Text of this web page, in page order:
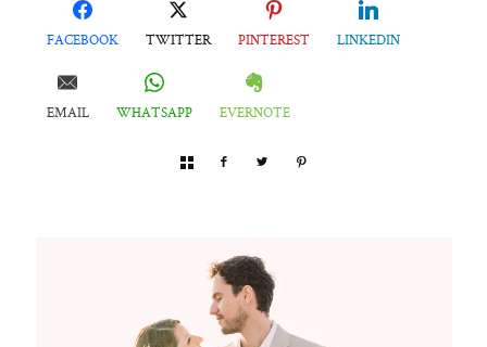
FACEBOOK TWITTER PINTEREST LINKEDIN
EMAIL WHATSAPP EVERNOTE